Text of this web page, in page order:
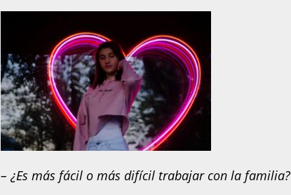
– ¿Es más fácil o más difícil trabajar con la familia?